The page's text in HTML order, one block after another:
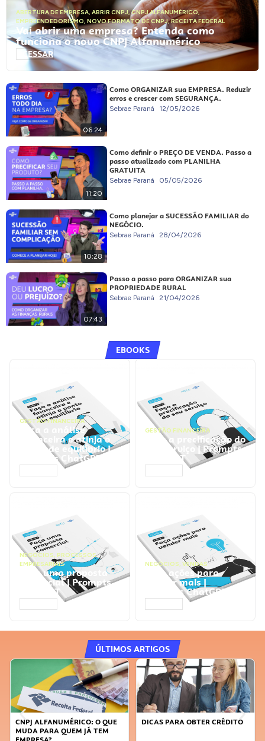
ABERTURA DE EMPRESA, ABRIR CNPJ,CNPJ ALFANUMÉRICO,
EMPREENDEDORISMO, NOVO FORMATO DE CNPJ,RECEITA FEDERAL
Vai abrir uma empresa? Entenda como
funciona o novo CNPJ Alfanumérico
ACESSAR
06:24
Como ORGANIZAR sua EMPRESA. Reduzir
erros e crescer com SEGURANÇA.
Sebrae Paraná 12/05/2026
11:20
Como definir o PREÇO DE VENDA. Passo a
passo atualizado com PLANILHA
GRATUITA
Sebrae Paraná 05/05/2026
10:28
Como planejar a SUCESSÃO FAMILIAR do
NEGÓCIO.
Sebrae Paraná 28/04/2026
07:43
Passo a passo para ORGANIZAR sua
PROPRIEDADE RURAL
Sebrae Paraná 21/04/2026
EBOOKS
GESTÃO FINANCEIRA
Faça a análise
financeira e atinja o
ponto de equilíbrio |
Prompts ChatGPT
GESTÃO FINANCEIRA
Faça a precificação do
seu serviço | Prompts
ChatGPT
NEGÓCIOS, PROCESSOS
EMPRESARIAIS
Faça uma proposta
comercial | Prompts
ChatGPT
NEGÓCIOS, VENDAS
Faça ações para
vender mais |
Prompts ChatGPT
ÚLTIMOS ARTIGOS
DICAS PARA OBTER CRÉDITO
FAÇA A DIFERENÇA: SEJA